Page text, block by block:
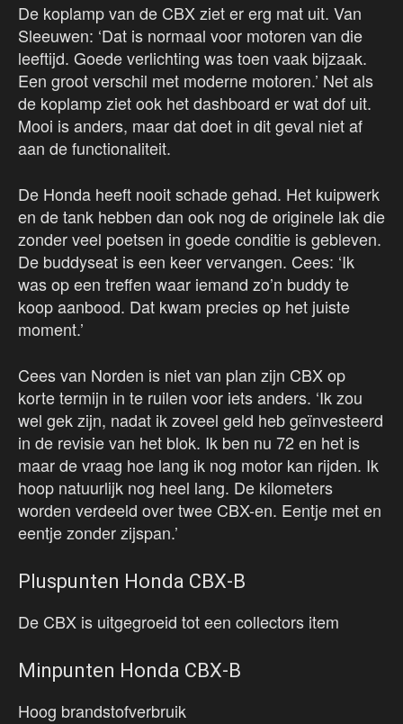
De koplamp van de CBX ziet er erg mat uit. Van
Sleeuwen: ‘Dat is normaal voor motoren van die
leeftijd. Goede verlichting was toen vaak bijzaak.
Een groot verschil met moderne motoren.’ Net als
de koplamp ziet ook het dashboard er wat dof uit.
Mooi is anders, maar dat doet in dit geval niet af
aan de functionaliteit.
De Honda heeft nooit schade gehad. Het kuipwerk
en de tank hebben dan ook nog de originele lak die
zonder veel poetsen in goede conditie is gebleven.
De buddyseat is een keer vervangen. Cees: ‘Ik
was op een treffen waar iemand zo’n buddy te
koop aanbood. Dat kwam precies op het juiste
moment.’
Cees van Norden is niet van plan zijn CBX op
korte termijn in te ruilen voor iets anders. ‘Ik zou
wel gek zijn, nadat ik zoveel geld heb geïnvesteerd
in de revisie van het blok. Ik ben nu 72 en het is
maar de vraag hoe lang ik nog motor kan rijden. Ik
hoop natuurlijk nog heel lang. De kilometers
worden verdeeld over twee CBX-en. Eentje met en
eentje zonder zijspan.’
Pluspunten Honda CBX-B
De CBX is uitgegroeid tot een collectors item
Minpunten Honda CBX-B
Hoog brandstofverbruik